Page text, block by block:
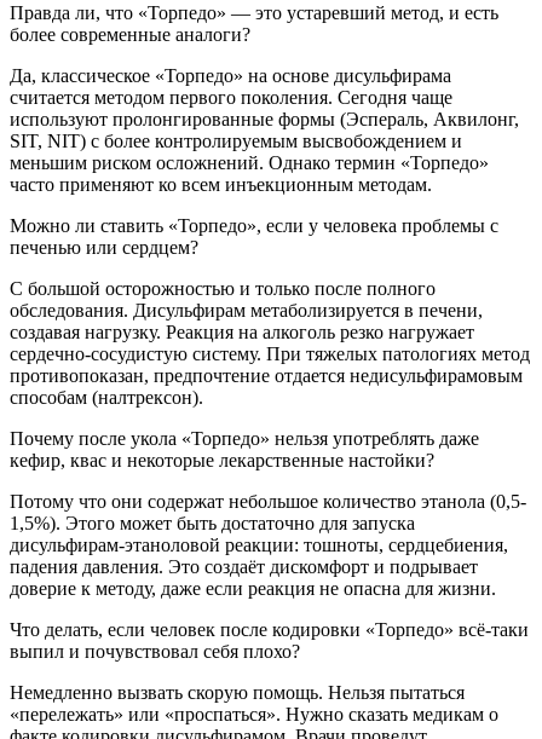
Правда ли, что «Торпедо» — это устаревший метод, и есть
более современные аналоги?
Да, классическое «Торпедо» на основе дисульфирама
считается методом первого поколения. Сегодня чаще
используют пролонгированные формы (Эспераль, Аквилонг,
SIT, NIT) с более контролируемым высвобождением и
меньшим риском осложнений. Однако термин «Торпедо»
часто применяют ко всем инъекционным методам.
Можно ли ставить «Торпедо», если у человека проблемы с
печенью или сердцем?
С большой осторожностью и только после полного
обследования. Дисульфирам метаболизируется в печени,
создавая нагрузку. Реакция на алкоголь резко нагружает
сердечно-сосудистую систему. При тяжелых патологиях метод
противопоказан, предпочтение отдается недисульфирамовым
способам (налтрексон).
Почему после укола «Торпедо» нельзя употреблять даже
кефир, квас и некоторые лекарственные настойки?
Потому что они содержат небольшое количество этанола (0,5-
1,5%). Этого может быть достаточно для запуска
дисульфирам-этаноловой реакции: тошноты, сердцебиения,
падения давления. Это создаёт дискомфорт и подрывает
доверие к методу, даже если реакция не опасна для жизни.
Что делать, если человек после кодировки «Торпедо» всё-таки
выпил и почувствовал себя плохо?
Немедленно вызвать скорую помощь. Нельзя пытаться
«перележать» или «проспаться». Нужно сказать медикам о